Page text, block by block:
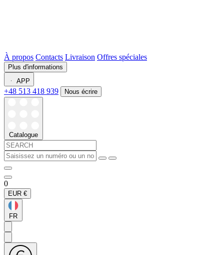
À propos Contacts Livraison Offres spéciales
Plus d'informations
APP
+48 513 418 939 Nous écrire
Catalogue
0
EUR €
FR